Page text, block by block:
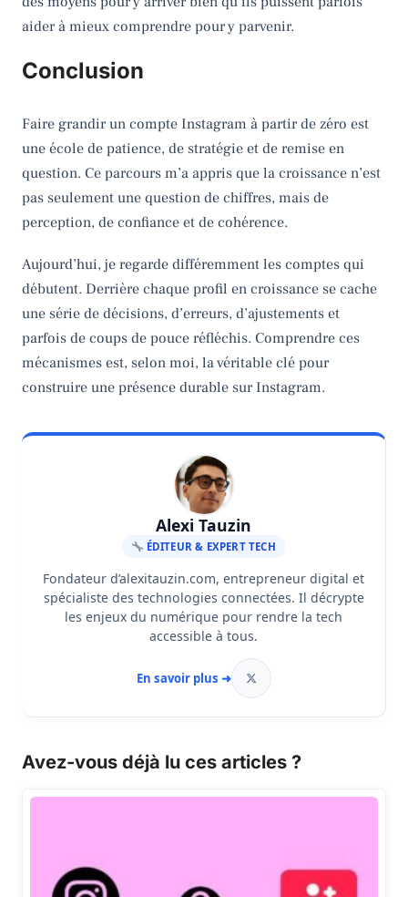
aider à mieux comprendre pour y parvenir.
Conclusion
Faire grandir un compte Instagram à partir de zéro est
une école de patience, de stratégie et de remise en
question. Ce parcours m’a appris que la croissance n’est
pas seulement une question de chiffres, mais de
perception, de confiance et de cohérence.
Aujourd’hui, je regarde différemment les comptes qui
débutent. Derrière chaque profil en croissance se cache
une série de décisions, d’erreurs, d’ajustements et
parfois de coups de pouce réfléchis. Comprendre ces
mécanismes est, selon moi, la véritable clé pour
construire une présence durable sur Instagram.
Alexi Tauzin
ÉDITEUR & EXPERT TECH
Fondateur d’alexitauzin.com, entrepreneur digital et
spécialiste des technologies connectées. Il décrypte
les enjeux du numérique pour rendre la tech
accessible à tous.
En savoir plus ➜
Avez-vous déjà lu ces articles ?